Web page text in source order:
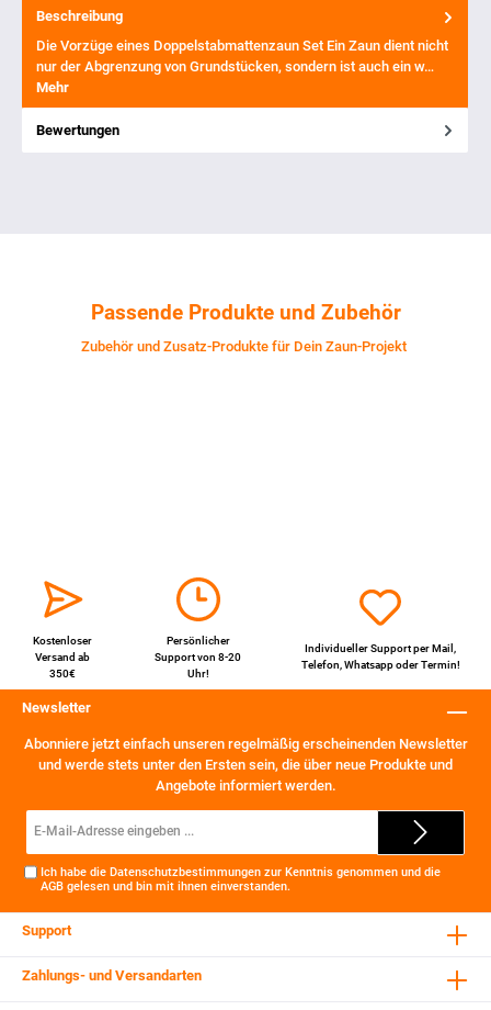
Beschreibung
Die Vorzüge eines Doppelstabmattenzaun Set Ein Zaun dient nicht
nur der Abgrenzung von Grundstücken, sondern ist auch ein w…
Mehr
Bewertungen
Passende Produkte und Zubehör
Zubehör und Zusatz-Produkte für Dein Zaun-Projekt
Kostenloser
Versand ab
350€
Persönlicher
Support von 8-20
Uhr!
Individueller Support perMail,
Telefon,WhatsappoderTermin!
Newsletter
Abonniere jetzt einfach unseren regelmäßig erscheinenden Newsletter
und werde stets unter den Ersten sein, die über neue Produkte und
Angebote informiert werden.
Ich habe die Datenschutzbestimmungen zur Kenntnis genommen und die
AGB gelesen und bin mit ihnen einverstanden.
Support
Zahlungs- und Versandarten